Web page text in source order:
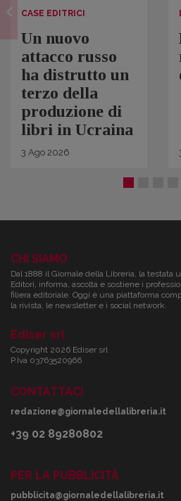
CASE EDITRICI
Un nuovo
attacco russo
ha distrutto un
terzo della
produzione di
libri in Ucraina
3 Ago 2026
CHI SIAMO
Dal 1888 il Giornale della Libreria, la testata
Editori, informa, ascolta e sostiene i
filiera editoriale. Oggi è una piattaforma
la rivista, le newsletter e i social network.
Ediser srl
Copyright 2026 Ediser srl
P.Iva 03763520966
CONTATTACI
redazione@giornaledellalibreria.it
+39 02 89280802
PER LA PUBBLICITÀ
pubblicita@giornaledellalibreria.it